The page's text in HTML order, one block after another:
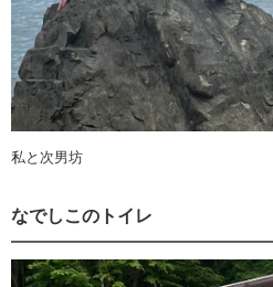
私と次男坊
なでしこのトイレ